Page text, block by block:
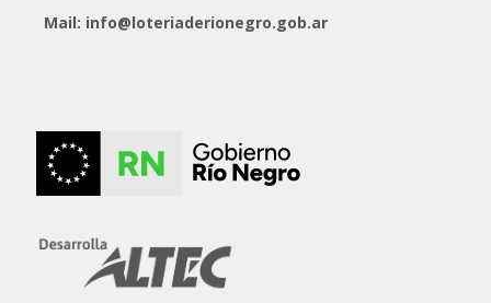
Mail: info@loteriaderionegro.gob.ar